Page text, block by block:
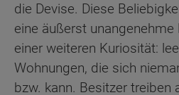
die Devise. Diese
eine äußerst
einer weiteren Kuriosität:
Wohnungen, die sich
bzw. kann. Besitzer treiben